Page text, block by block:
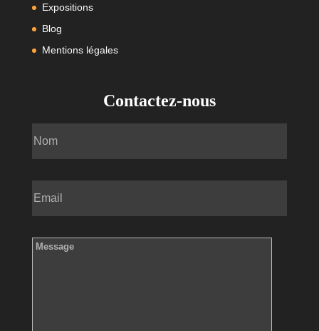
Expositions
Blog
Mentions légales
Contactez-nous